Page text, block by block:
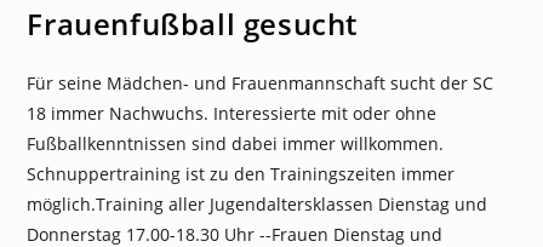
Frauenfußball gesucht
Für seine Mädchen- und Frauenmannschaft sucht der SC
18 immer Nachwuchs. Interessierte mit oder ohne
Fußballkenntnissen sind dabei immer willkommen.
Schnuppertraining ist zu den Trainingszeiten immer
möglich.Training aller Jugendaltersklassen Dienstag und
Donnerstag 17.00-18.30 Uhr --Frauen Dienstag und